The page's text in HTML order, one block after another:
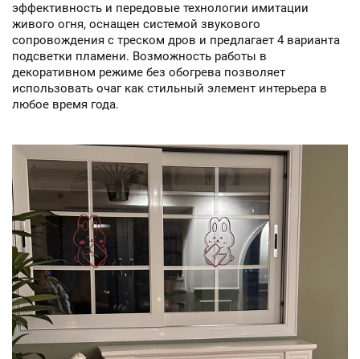
эффективность и передовые технологии имитации
живого огня, оснащен системой звукового
сопровождения с треском дров и предлагает 4 варианта
подсветки пламени. Возможность работы в
декоративном режиме без обогрева позволяет
использовать очаг как стильный элемент интерьера в
любое время года.